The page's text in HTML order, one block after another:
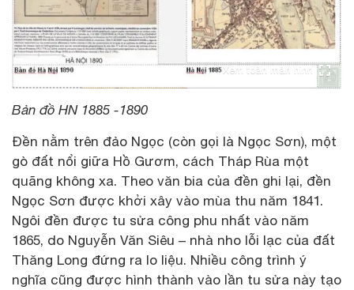
Xem toàn màn hình
Bản đồ HN 1885 -1890
Đền nằm trên đảo Ngọc (còn gọi là Ngọc Sơn), một
gò đất nổi giữa Hồ Gươm, cách Tháp Rùa một
quãng không xa. Theo văn bia của đền ghi lại, đền
Ngọc Sơn được khởi xây vào mùa thu năm 1841.
Ngôi đền được tu sửa công phu nhất vào năm
1865, do Nguyễn Văn Siêu – nhà nho lỗi lạc của đất
Thăng Long đứng ra lo liệu. Nhiều công trình ý
nghĩa cũng được hình thành vào lần tu sửa này tạo